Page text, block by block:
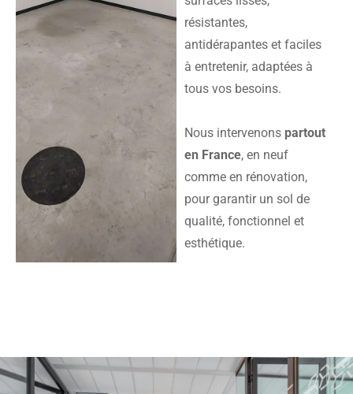
résistantes,
antidérapantes et faciles
à entretenir, adaptées à
tous vos besoins.
Nous intervenons partout
en France, en neuf
comme en rénovation,
pour garantir un sol de
qualité, fonctionnel et
esthétique.